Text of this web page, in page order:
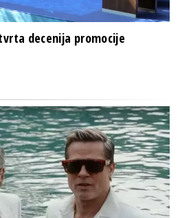
decenija promocije